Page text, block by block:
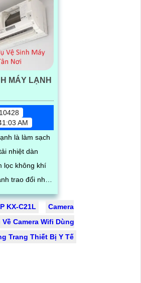
MÁY LẠNH
AM
là làm sạch
nhiệt dàn
lọc không khí
trao đổi nhiệt
cao hiệu
lạnh đồng
không khí
hôi
KX-C21L
Camera
Camera Wifi Dùng
Trang Thiết Bị Y Tế